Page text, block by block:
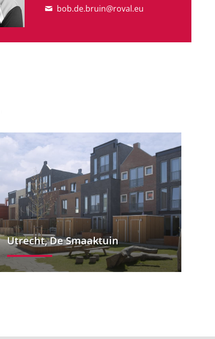
bob.de.bruin@roval.eu
Utrecht, De Smaaktuin